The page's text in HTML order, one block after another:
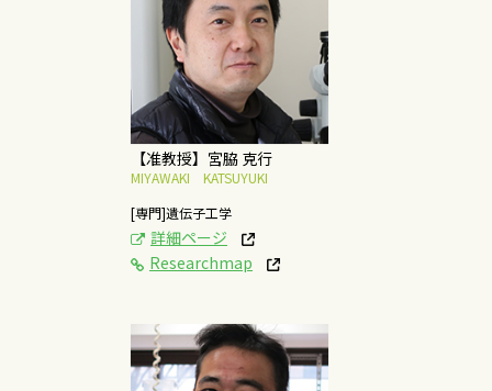
動物・植物の効率的な
生産方法の開発
概要はこちら
【准教授】宮脇 克行
MIYAWAKI KATSUYUKI
[専門]遺伝子工学
詳細ページ
Researchmap
[研究テーマ]